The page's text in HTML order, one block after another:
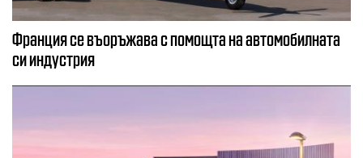
Франция се въоръжава с помощта на автомобилната
си индустрия